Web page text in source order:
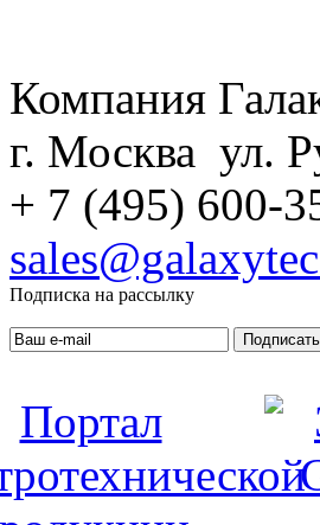
Компания
г. Москва ул.
+ 7 (495) 600-
Подписка на рассылку